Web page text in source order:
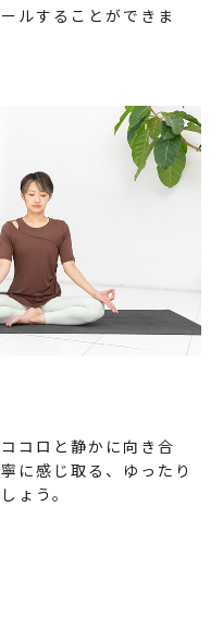
ルすることができま
コロと静かに向き合
に感じ取る、ゆったり
ょう。